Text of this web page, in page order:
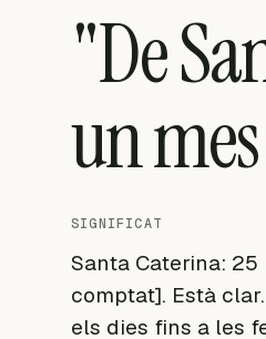
"De
un
SIGNIFICAT
Santa Caterina:
comptat]. Està
els dies fins a les